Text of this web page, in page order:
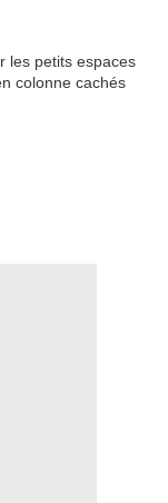
les petits espaces
colonne cachés